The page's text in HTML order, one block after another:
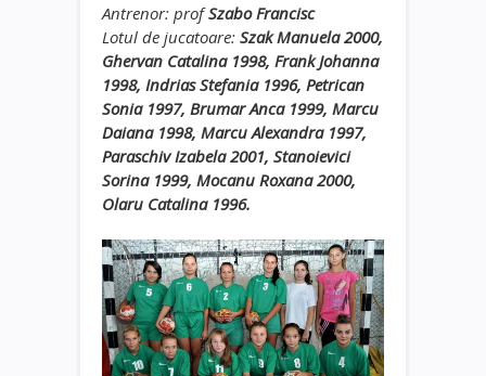
Antrenor: profSzabo Francisc
Lotul de jucatoare: Szak Manuela 2000,
Ghervan Catalina 1998, Frank Johanna
1998, Indrias Stefania 1996, Petrican
Sonia 1997, Brumar Anca 1999, Marcu
Daiana 1998, Marcu Alexandra 1997,
Paraschiv Izabela 2001, Stanoievici
Sorina 1999, Mocanu Roxana 2000,
Olaru Catalina 1996.